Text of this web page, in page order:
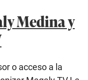
Medina y
o acceso a la